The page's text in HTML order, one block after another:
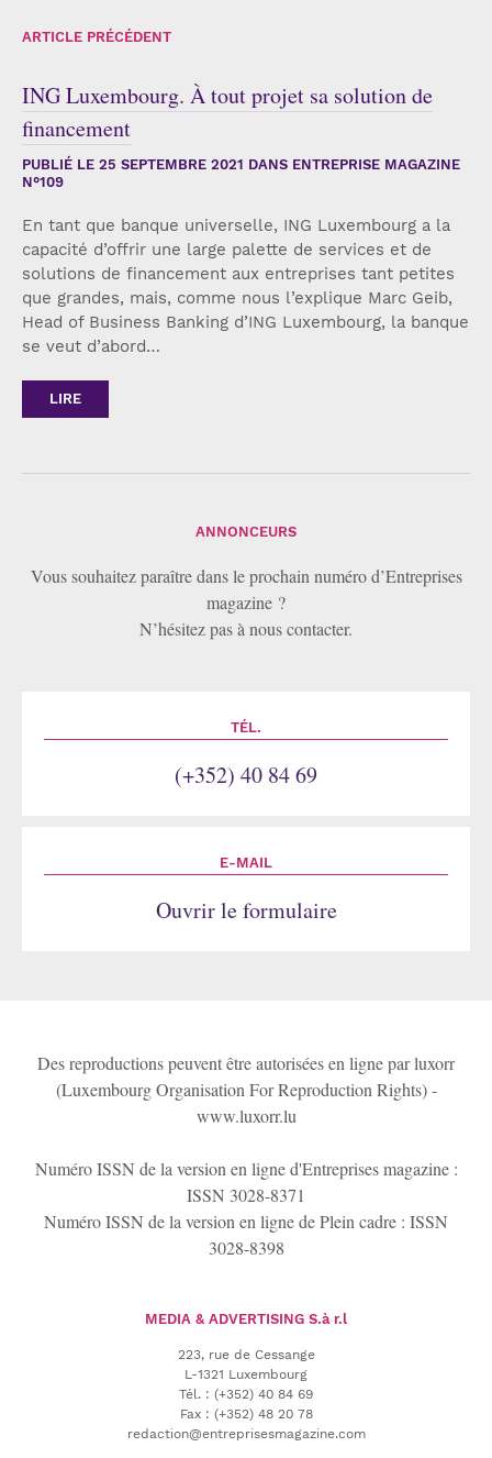
ARTICLE PRÉCÉDENT
ING Luxembourg. À tout projet sa solution de
financement
PUBLIÉ LE 25 SEPTEMBRE 2021 DANS ENTREPRISE MAGAZINE
N°109
En tant que banque universelle, ING Luxembourg a la
capacité d’offrir une large palette de services et de
solutions de financement aux entreprises tant petites
que grandes, mais, comme nous l’explique Marc Geib,
Head of Business Banking d’ING Luxembourg, la banque
se veut d’abord…
LIRE
ANNONCEURS
Vous souhaitez paraître dans le prochain numéro d’Entreprises
magazine ?
N’hésitez pas à nous contacter.
TÉL.
(+352) 40 84 69
E-MAIL
Ouvrir le formulaire
Des reproductions peuvent être autorisées en ligne par luxorr
(Luxembourg Organisation For Reproduction Rights) -
www.luxorr.lu
Numéro ISSN de la version en ligne d'Entreprises magazine :
ISSN 3028-8371
Numéro ISSN de la version en ligne de Plein cadre : ISSN
3028-8398
MEDIA & ADVERTISING S.à r.l
223, rue de Cessange
L-1321 Luxembourg
Tél. : (+352) 40 84 69
Fax : (+352) 48 20 78
redaction@entreprisesmagazine.com